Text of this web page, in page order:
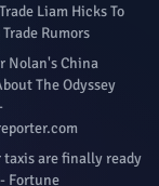
Liam Hicks To
Rumors
Nolan's China
The Odyssey
are finally ready
Fortune